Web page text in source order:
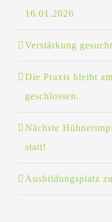
16.01.2026
Verstärkung
Die Praxis bleibt
geschlossen.
Nächste
statt!
Ausbildungsplatz